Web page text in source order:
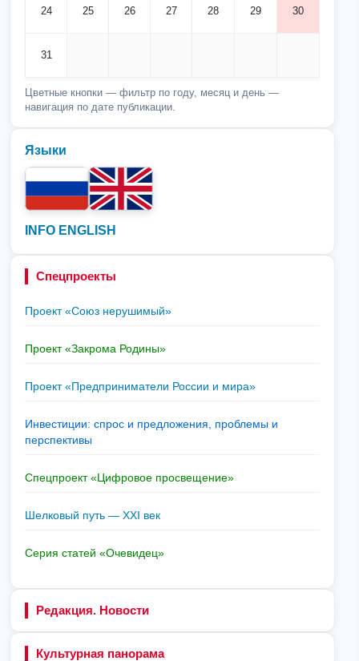
24 25 26 27 28 29 30
31
Цветные кнопки — фильтр по году, месяц и день —
навигация по дате публикации.
Языки
INFO ENGLISH
Спецпроекты
Проект «Союз нерушимый»
Проект «Закрома Родины»
Проект «Предприниматели России и мира»
Инвестиции: спрос и предложения, проблемы и
перспективы
Спецпроект «Цифровое просвещение»
Шелковый путь — XXI век
Серия статей «Очевидец»
Редакция. Новости
Культурная панорама